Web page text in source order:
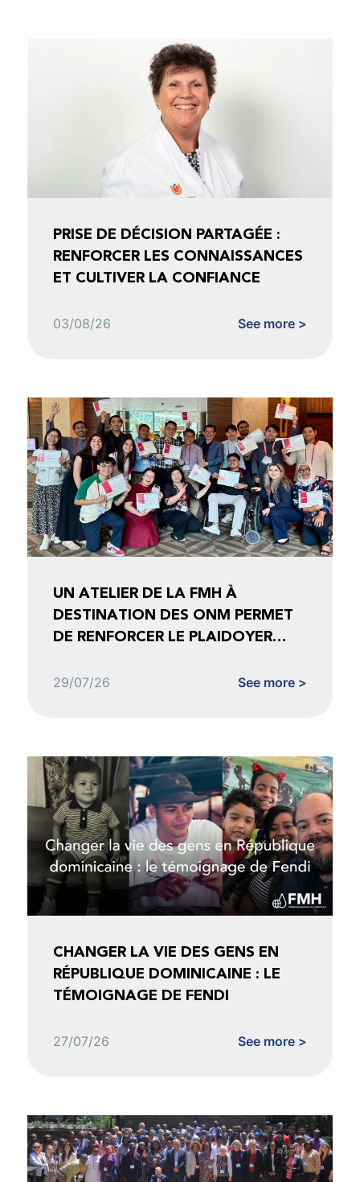
PRISE DE DÉCISION PARTAGÉE :
RENFORCER LES CONNAISSANCES
ET CULTIVER LA CONFIANCE
03/08/26 See more >
UN ATELIER DE LA FMH À
DESTINATION DES ONM PERMET
DE RENFORCER LE PLAIDOYER
29/07/26 See more >
CHANGER LA VIE DES GENS EN
RÉPUBLIQUE DOMINICAINE : LE
TÉMOIGNAGE DE FENDI
27/07/26 See more >